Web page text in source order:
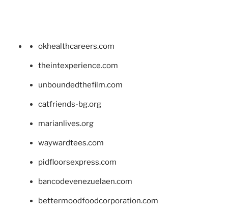
okhealthcareers.com
theintexperience.com
unboundedthefilm.com
catfriends-bg.org
marianlives.org
waywardtees.com
pidfloorsexpress.com
bancodevenezuelaen.com
bettermoodfoodcorporation.com